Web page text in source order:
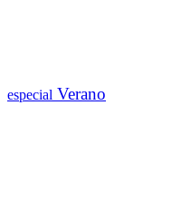
especial Verano